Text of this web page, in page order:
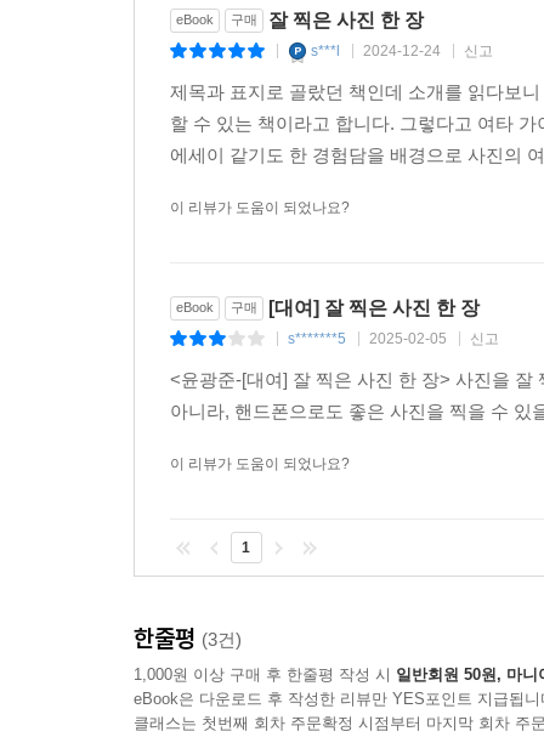
끊임없이 환기시켜주기 때문이라 할 수 있다.
eBook 구매 잘 찍은 사진 한 장
s***l 2024-12-24 신고
제목과 표지로 골랐던 책인데 소개를 읽다보
할 수 있는 책이라고 합니다. 그렇다고 여타
에세이 같기도 한 경험담을 배경으로 사진의
이 리뷰가 도움이 되었나요?
eBook 구매 [대여] 잘 찍은 사진 한 장
s*******5 2025-02-05 신고
<윤광준-[대여] 잘 찍은 사진 한 장> 사진을
아니라, 핸드폰으로도 좋은 사진을 찍을 수
이 리뷰가 도움이 되었나요?
1
한줄평 (3건)
1,000원 이상 구매 후 한줄평 작성 시 일반회원 50원, 마니
eBook은 다운로드 후 작성한 리뷰만 YES포인트 지급됩니
클래스는 첫번째 회차 주문확정 시점부터 마지막 회차 주